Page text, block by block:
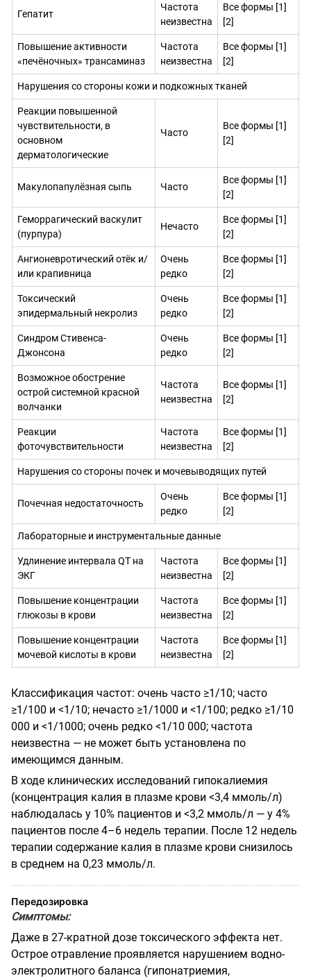
Гепатит
Частота
неизвестна
Все формы [1]
[2]
Повышение активности
«печёночных» трансаминаз
Частота
неизвестна
Все формы [1]
[2]
Нарушения со стороны кожи и подкожных тканей
Реакции повышенной
чувствительности, в
основном
дерматологические
Часто
Все формы [1]
[2]
Макулопапулёзная сыпь Часто
Все формы [1]
[2]
Геморрагический васкулит
(пурпура)
Нечасто
Все формы [1]
[2]
Ангионевротический отёк и/
или крапивница
Очень
редко
Все формы [1]
[2]
Токсический
эпидермальный некролиз
Очень
редко
Все формы [1]
[2]
Синдром Стивенса-
Джонсона
Очень
редко
Все формы [1]
[2]
Возможное обострение
острой системной красной
волчанки
Частота
неизвестна
Все формы [1]
[2]
Реакции
фоточувствительности
Частота
неизвестна
Все формы [1]
[2]
Нарушения со стороны почек и мочевыводящих путей
Почечная недостаточность
Очень
редко
Все формы [1]
[2]
Лабораторные и инструментальные данные
Удлинение интервала QT на
ЭКГ
Частота
неизвестна
Все формы [1]
[2]
Повышение концентрации
глюкозы в крови
Частота
неизвестна
Все формы [1]
[2]
Повышение концентрации
мочевой кислоты в крови
Частота
неизвестна
Все формы [1]
[2]
Классификация частот: очень часто ≥1/10; часто
≥1/100 и <1/10; нечасто ≥1/1000 и <1/100; редко ≥1/10
000 и <1/1000; очень редко <1/10 000; частота
неизвестна — не может быть установлена по
имеющимся данным.
В ходе клинических исследований гипокалиемия
(концентрация калия в плазме крови <3,4 ммоль/л)
наблюдалась у 10% пациентов и <3,2 ммоль/л — у 4%
пациентов после 4–6 недель терапии. После 12 недель
терапии содержание калия в плазме крови снизилось
в среднем на 0,23 ммоль/л.
Передозировка
Симптомы:
Даже в 27-кратной дозе токсического эффекта нет.
Острое отравление проявляется нарушением водно-
электролитного баланса (гипонатриемия,